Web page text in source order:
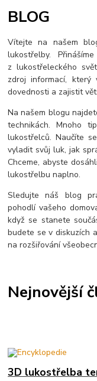
luky
prislusenstvi
BLOG
Vítejte na našem
lukostřelby.
z lukostřeleckého
zdroj informací, který
dovednosti a zajistit
Na našem blogu
technikách. Mnoho
lukostřelců. Naučíte
vyladit svůj luk, jak
Chceme, abyste
lukostřelbu naplno.
Sledujte náš blog
pohodlí vašeho
když se stanete
budete se v diskuzích
na rozšiřování
Nejnovější
3D lukostřelba